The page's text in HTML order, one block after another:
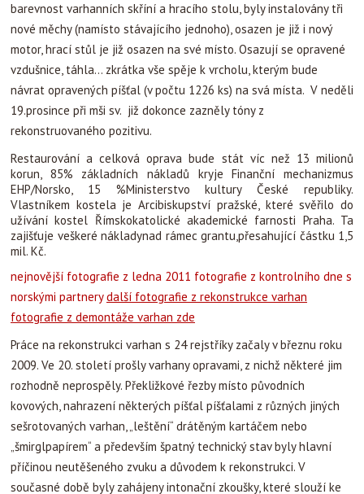
barevnost varhanních skříní a hracího stolu, byly instalovány tři
nové měchy (namísto stávajícího jednoho), osazen je již i nový
motor, hrací stůl je již osazen na své místo. Osazují se opravené
vzdušnice, táhla… zkrátka vše spěje k vrcholu, kterým bude
návrat opravených píšťal (v počtu 1226 ks) na svá místa. V neděli
19.prosince při mši sv. již dokonce zazněly tóny z
rekonstruovaného pozitivu.
Restaurování a celková oprava bude stát víc než 13 milionů
korun, 85% základních nákladů kryje Finanční mechanizmus
EHP/Norsko, 15 %Ministerstvo kultury České republiky.
Vlastníkem kostela je Arcibiskupství pražské, které svěřilo do
užívání kostel Římskokatolické akademické farnosti Praha. Ta
zajišťuje veškeré nákladynad rámec grantu,přesahující částku 1,5
mil. Kč.
nejnovější fotografie z ledna 2011 fotografie z kontrolního dne s
norskými partnery další fotografie z rekonstrukce varhan
fotografie z demontáže varhan zde
Práce na rekonstrukci varhan s 24 rejstříky začaly v březnu roku
2009. Ve 20. století prošly varhany opravami, z nichž některé jim
rozhodně neprospěly. Překližkové řezby místo původních
kovových, nahrazení některých píšťal píšťalami z různých jiných
sešrotovaných varhan, „leštění“ drátěným kartáčem nebo
„šmirglpapírem“ a především špatný technický stav byly hlavní
příčinou neutěšeného zvuku a důvodem k rekonstrukci. V
současné době byly zahájeny intonační zkoušky, které slouží ke